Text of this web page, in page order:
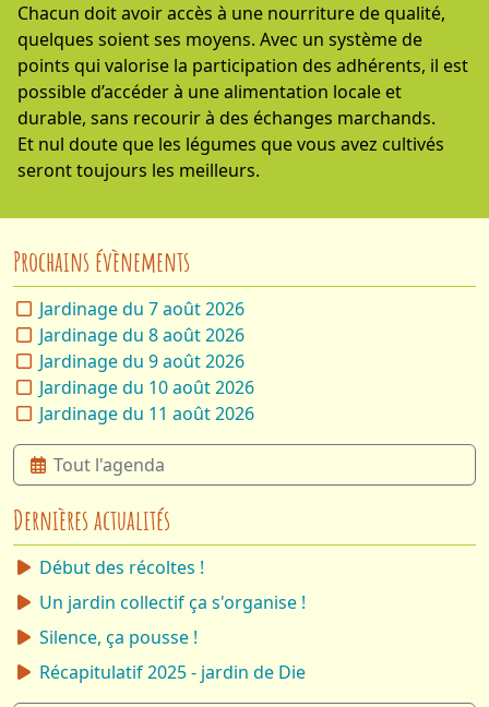
Chacun doit avoir accès à une nourriture de qualité,
quelques soient ses moyens. Avec un système de
points qui valorise la participation des adhérents, il est
possible d’accéder à une alimentation locale et
durable, sans recourir à des échanges marchands.
Et nul doute que les légumes que vous avez cultivés
seront toujours les meilleurs.
Prochains évènements
Jardinage du 7 août 2026
Jardinage du 8 août 2026
Jardinage du 9 août 2026
Jardinage du 10 août 2026
Jardinage du 11 août 2026
Tout l'agenda
Dernières actualités
Début des récoltes !
Un jardin collectif ça s'organise !
Silence, ça pousse !
Récapitulatif 2025 - jardin de Die